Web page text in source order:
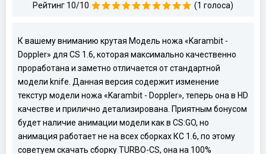
Рейтинг 10/10 (1 голоса)
К вашему вниманию крутая Модель ножа «Karambit -
Doppler» для CS 1.6, которая максимально качественно
проработана и заметно отличается от стандартной
модели knife. Данная версия содержит изменение
текстур модели ножа «Karambit - Doppler», теперь она в HD
качестве и прилично детализирована. Приятным бонусом
будет наличие анимации модели как в CS:GO, но
анимация работает не на всех сборках КС 1.6, по этому
советуем скачать сборку TURBO-CS, она на 100%